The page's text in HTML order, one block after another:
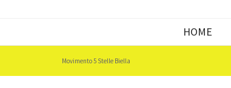
HOME
Movimento 5 Stelle Biella